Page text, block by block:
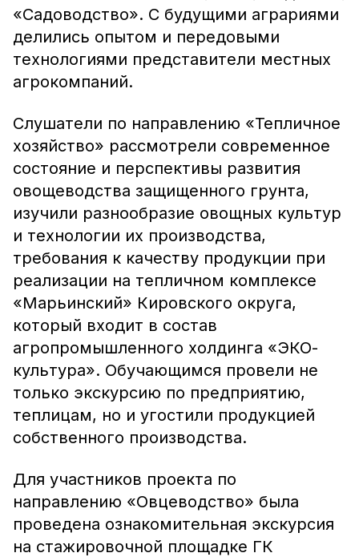
«Садоводство». С будущими аграриями
делились опытом и передовыми
технологиями представители местных
агрокомпаний.
Слушатели по направлению «Тепличное
хозяйство» рассмотрели современное
состояние и перспективы развития
овощеводства защищенного грунта,
изучили разнообразие овощных культур
и технологии их производства,
требования к качеству продукции при
реализации на тепличном комплексе
«Марьинский» Кировского округа,
который входит в состав
агропромышленного холдинга «ЭКО-
культура». Обучающимся провели не
только экскурсию по предприятию,
теплицам, но и угостили продукцией
собственного производства.
Для участников проекта по
направлению «Овцеводство» была
проведена ознакомительная экскурсия
на стажировочной площадке ГК